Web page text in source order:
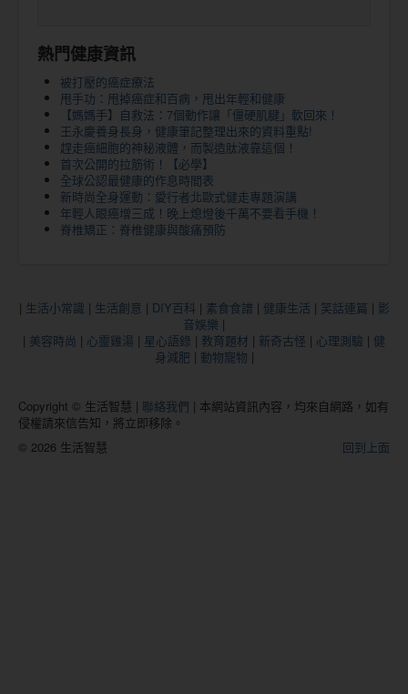
熱門健康資訊
被打壓的癌症療法
甩手功：甩掉癌症和百病，甩出年輕和健康
【媽媽手】自救法：7個動作讓「僵硬肌腱」軟回來！
王永慶養身長身，健康筆記整理出來的資料重點!
趕走癌細胞的神秘液體，而製造肽液靠這個！
首次公開的拉筋術！【必學】
全球公認最健康的作息時間表
新時尚全身運動：愛行者北歐式健走專題演講
年輕人眼癌增三成！晚上熄燈後千萬不要看手機！
脊椎矯正：脊椎健康與酸痛預防
| 生活小常識 | 生活創意 | DIY百科 | 素食食譜 | 健康生活 | 笑話連篇 | 影
音娛樂 |
| 美容時尚 | 心靈雞湯 | 星心語錄 | 教育題材 | 新奇古怪 | 心理測驗 | 健
身減肥 | 動物寵物 |
Copyright © 生活智慧 | 聯絡我們 | 本網站資訊內容，均來自網路，如有
侵權請來信告知，將立即移除。
回到上面
© 2026 生活智慧